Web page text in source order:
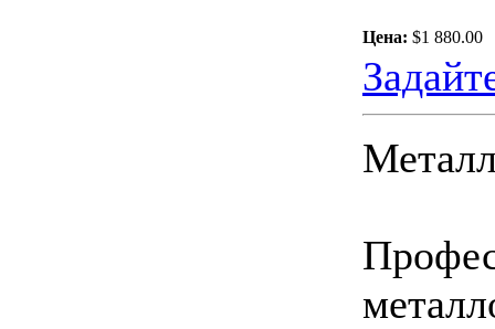
Цена: $1 880.00